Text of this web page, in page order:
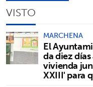
VISTO
MARCHENA
El
da diez
vivienda
XXIII' para